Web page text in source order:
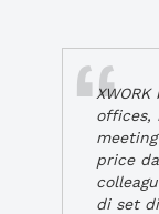
offices,
price
di set